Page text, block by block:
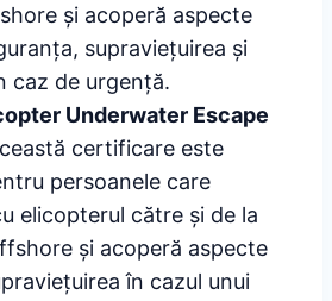
și acoperă aspecte
supraviețuirea și
caz de urgență.
Underwater Escape
certificare este
persoanele care
elicopterul către și de la
și acoperă aspecte
în cazul unui